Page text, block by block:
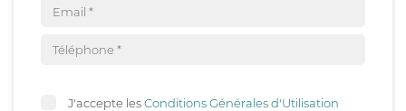
J'accepte lesConditions Générales d'Utilisation